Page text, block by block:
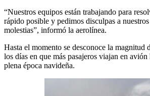
“Nuestros equipos están trabajando para
rápido posible y pedimos disculpas a
molestias”, informó la aerolínea.
Hasta el momento se desconoce la magnitud
los días en que más pasajeros viajan en avión
plena época navideña.